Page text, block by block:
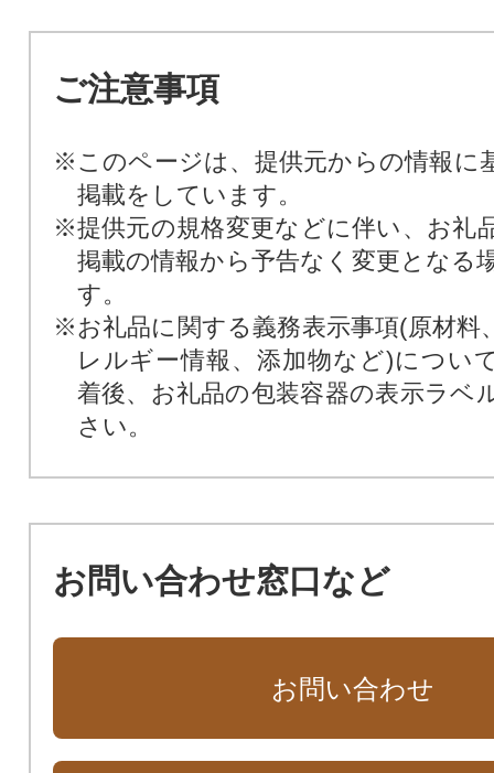
ご注意事項
※このページは、提供元からの情報に
掲載をしています。
※提供元の規格変更などに伴い、お礼
掲載の情報から予告なく変更となる
す。
※お礼品に関する義務表示事項(原材料
レルギー情報、添加物など)につい
着後、お礼品の包装容器の表示ラベ
さい。
お問い合わせ窓口など
お問い合わせ